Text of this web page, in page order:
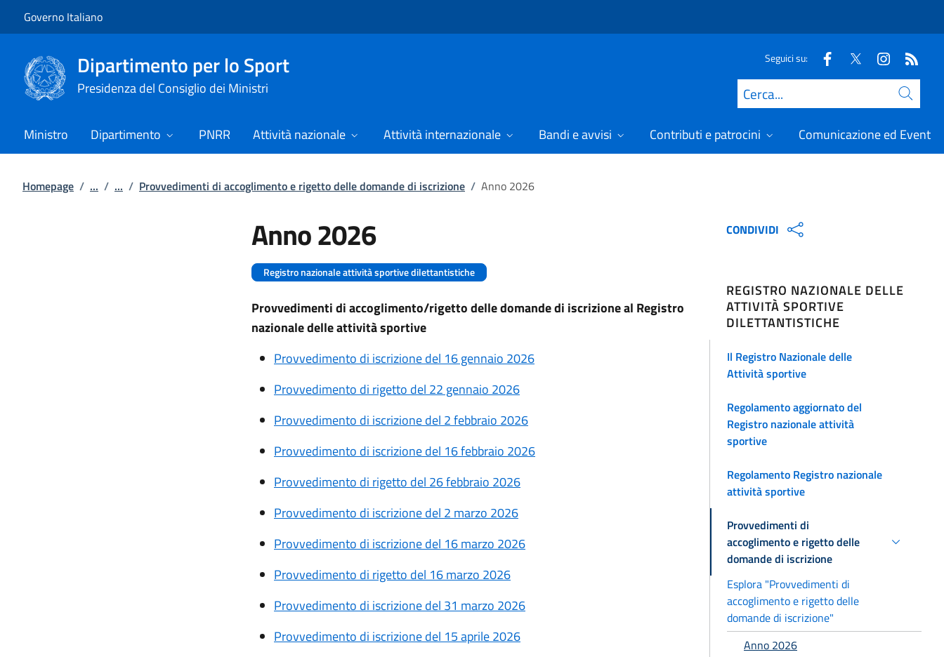
Governo Italiano
Dipartimento per lo Sport
Presidenza del Consiglio dei Ministri
Seguici su:
Cerca
Ministro Dipartimento PNRR Attività nazionale Attività internazionale Bandi e avvisi Contributi e patrocini Comunicazione ed Eventi
Homepage / ... / ... / Provvedimenti di accoglimento e rigetto delle domande di iscrizione / Anno 2026
Anno 2026
Registro nazionale attività sportive dilettantistiche
Provvedimenti di accoglimento/rigetto delle domande di iscrizione al Registro
nazionale delle attività sportive
Provvedimento di iscrizione del 16 gennaio 2026
Provvedimento di rigetto del 22 gennaio 2026
Provvedimento di iscrizione del 2 febbraio 2026
Provvedimento di iscrizione del 16 febbraio 2026
Provvedimento di rigetto del 26 febbraio 2026
Provvedimento di iscrizione del 2 marzo 2026
Provvedimento di iscrizione del 16 marzo 2026
Provvedimento di rigetto del 16 marzo 2026
Provvedimento di iscrizione del 31 marzo 2026
Provvedimento di iscrizione del 15 aprile 2026
CONDIVIDI
REGISTRO NAZIONALE DELLE
ATTIVITÀ SPORTIVE
DILETTANTISTICHE
Il Registro Nazionale delle
Attività sportive
Regolamento aggiornato del
Registro nazionale attività
sportive
Regolamento Registro nazionale
attività sportive
Provvedimenti di
accoglimento e rigetto delle
domande di iscrizione
Esplora "Provvedimenti di
accoglimento e rigetto delle
domande di iscrizione"
Anno 2026